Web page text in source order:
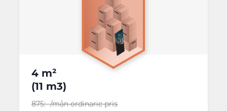
4 m²
(11 m3)
875:-/månordinarie pris